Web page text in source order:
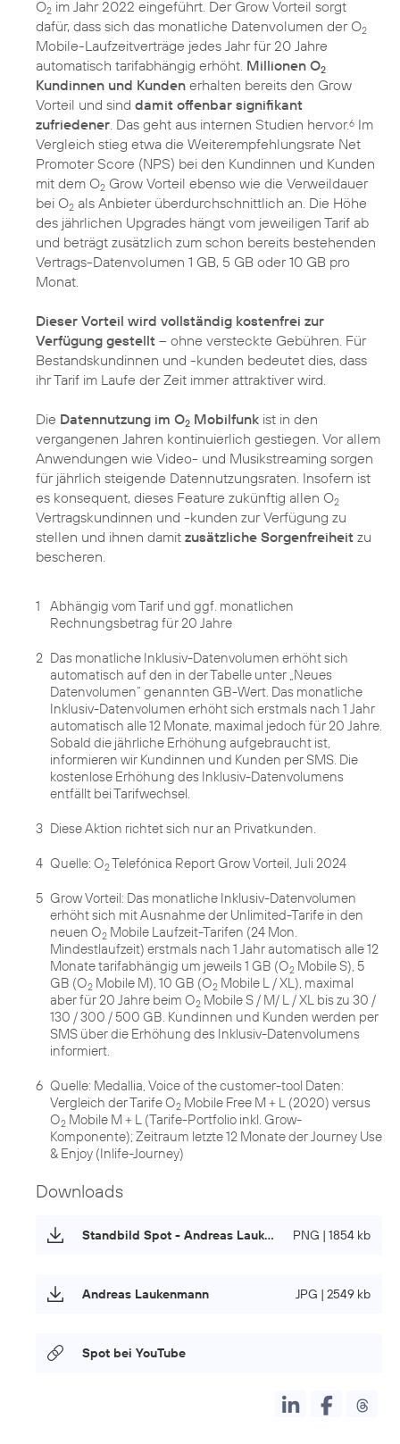
O2 im Jahr 2022 eingeführt. Der Grow Vorteil sorgt
dafür, dass sich das monatliche Datenvolumen der O2
Mobile-Laufzeitverträge jedes Jahr für 20 Jahre
automatisch tarifabhängig erhöht. Millionen O2
Kundinnen und Kunden erhalten bereits den Grow
Vorteil und sind damit offenbar signifikant
zufriedener . Das geht aus internen Studien hervor.6 Im
Vergleich stieg etwa die Weiterempfehlungsrate Net
Promoter Score (NPS) bei den Kundinnen und Kunden
mit dem O2 Grow Vorteil ebenso wie die Verweildauer
bei O2 als Anbieter überdurchschnittlich an. Die Höhe
des jährlichen Upgrades hängt vom jeweiligen Tarif ab
und beträgt zusätzlich zum schon bereits bestehenden
Vertrags-Datenvolumen 1 GB, 5 GB oder 10 GB pro
Monat.
Dieser Vorteil wird vollständig kostenfrei zur
Verfügung gestellt – ohne versteckte Gebühren. Für
Bestandskundinnen und -kunden bedeutet dies, dass
ihr Tarif im Laufe der Zeit immer attraktiver wird.
Die Datennutzung im O2 Mobilfunk ist in den
vergangenen Jahren kontinuierlich gestiegen. Vor allem
Anwendungen wie Video- und Musikstreaming sorgen
für jährlich steigende Datennutzungsraten. Insofern ist
es konsequent, dieses Feature zukünftig allen O2
Vertragskundinnen und -kunden zur Verfügung zu
stellen und ihnen damit zusätzliche Sorgenfreiheit zu
bescheren.
1
Abhängig vom Tarif und ggf. monatlichen
Rechnungsbetrag für 20 Jahre
2 Das monatliche Inklusiv-Datenvolumen erhöht sich
automatisch auf den in der Tabelle unter „Neues
Datenvolumen“ genannten GB-Wert. Das monatliche
Inklusiv-Datenvolumen erhöht sich erstmals nach 1 Jahr
automatisch alle 12 Monate, maximal jedoch für 20 Jahre.
Sobald die jährliche Erhöhung aufgebraucht ist,
informieren wir Kundinnen und Kunden per SMS. Die
kostenlose Erhöhung des Inklusiv-Datenvolumens
entfällt bei Tarifwechsel.
3 Diese Aktion richtet sich nur an Privatkunden.
4 Quelle: O2Telefónica Report Grow Vorteil, Juli 2024
5 Grow Vorteil: Das monatliche Inklusiv-Datenvolumen
erhöht sich mit Ausnahme der Unlimited-Tarife in den
neuen O2 Mobile Laufzeit-Tarifen (24 Mon.
Mindestlaufzeit) erstmals nach 1 Jahr automatisch alle 12
Monate tarifabhängig um jeweils 1 GB (O2 Mobile S), 5
GB (O2 Mobile M), 10 GB (O2 Mobile L / XL), maximal
aber für 20 Jahre beim O2 Mobile S / M/ L / XL bis zu 30 /
130 / 300 / 500 GB. Kundinnen und Kunden werden per
SMS über die Erhöhung des Inklusiv-Datenvolumens
informiert.
6 Quelle: Medallia, Voice of the customer-tool Daten:
Vergleich der Tarife O2 Mobile Free M + L (2020) versus
O2 Mobile M + L (Tarife-Portfolio inkl. Grow-
Komponente); Zeitraum letzte 12 Monate der Journey Use
& Enjoy (Inlife-Journey)
Downloads
Standbild Spot - Andreas Laukenmann PNG | 1854 kb
Andreas Laukenmann JPG | 2549 kb
Spot bei YouTube